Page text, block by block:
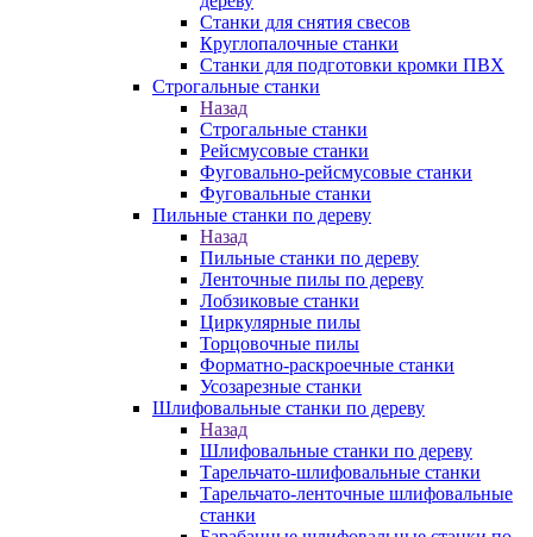
Станки для снятия свесов
Круглопалочные станки
Станки для подготовки кромки ПВХ
Строгальные станки
Назад
Строгальные станки
Рейсмусовые станки
Фуговально-рейсмусовые станки
Фуговальные станки
Пильные станки по дереву
Назад
Пильные станки по дереву
Ленточные пилы по дереву
Лобзиковые станки
Циркулярные пилы
Торцовочные пилы
Форматно-раскроечные станки
Усозарезные станки
Шлифовальные станки по дереву
Назад
Шлифовальные станки по дереву
Тарельчато-шлифовальные станки
Тарельчато-ленточные шлифовальные
станки